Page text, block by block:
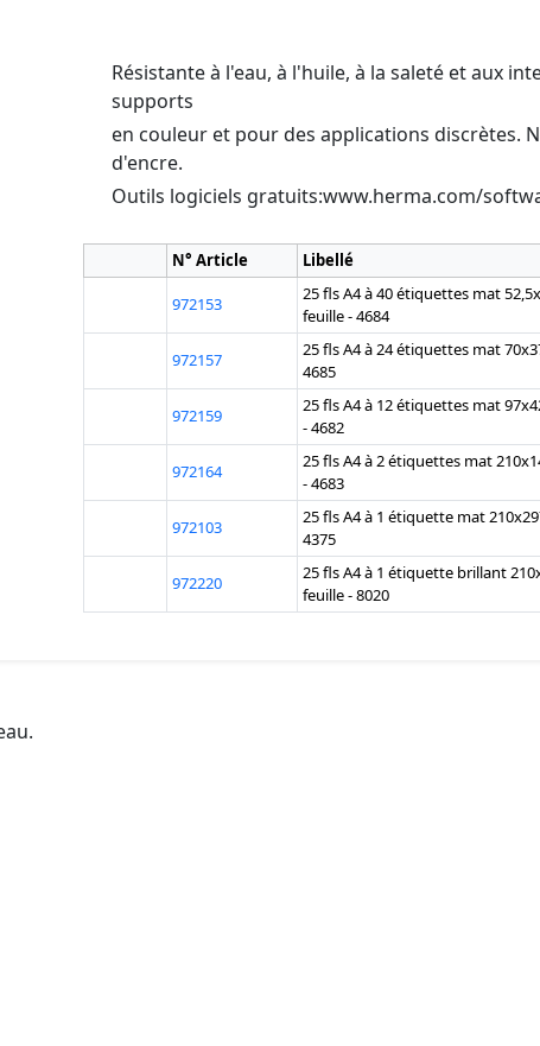
Résistante à l'eau, à l'huile, à la saleté et aux
supports
en couleur et pour des applications discrètes.
d'encre.
Outils logiciels gratuits:www.herma.com/
N° Article Libellé
972153
25 fls A4 à 40 étiquettes mat
feuille - 4684
972157
25 fls A4 à 24 étiquettes mat
4685
972159
25 fls A4 à 12 étiquettes mat
- 4682
972164
25 fls A4 à 2 étiquettes mat
- 4683
972103
25 fls A4 à 1 étiquette mat
4375
972220
25 fls A4 à 1 étiquette brillant
feuille - 8020